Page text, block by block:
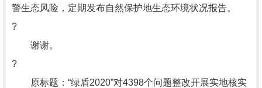
警生态风险，定期发布自然保护地生态环境状况报告。
?
谢谢。
?
原标题：“绿盾2020”对4398个问题整改开展实地核实